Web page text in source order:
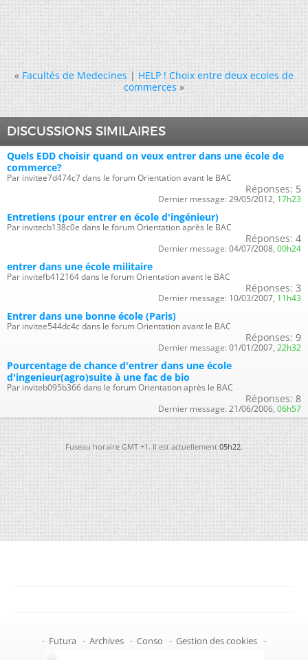
« Facultés de Medecines|HELP ! Choix entre deux ecoles de
commerces »
DISCUSSIONS SIMILAIRES
Quels EDD choisir quand on veux entrer dans une école de
commerce?
Par invitee7d474c7 dans le forum Orientation avant le BAC
Réponses: 5
Dernier message: 29/05/2012, 17h23
Entretiens (pour entrer en école d'ingénieur)
Par invitecb138c0e dans le forum Orientation après le BAC
Réponses: 4
Dernier message: 04/07/2008, 00h24
entrer dans une école militaire
Par invitefb412164 dans le forum Orientation avant le BAC
Réponses: 3
Dernier message: 10/03/2007, 11h43
Entrer dans une bonne école (Paris)
Par invitee544dc4c dans le forum Orientation avant le BAC
Réponses: 9
Dernier message: 01/01/2007, 22h32
Pourcentage de chance d'entrer dans une école
d'ingenieur(agro)suite à une fac de bio
Par inviteb095b366 dans le forum Orientation après le BAC
Réponses: 8
Dernier message: 21/06/2006, 06h57
Fuseau horaire GMT +1. Il est actuellement05h22.
- Futura - Archives - Conso - Gestion des cookies -